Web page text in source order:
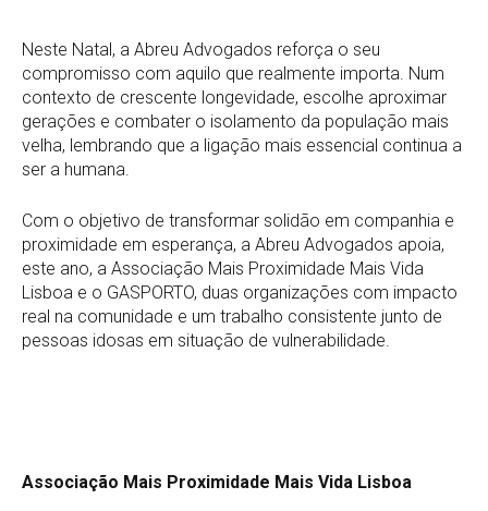
Neste Natal, a Abreu Advogados reforça o seu
compromisso com aquilo que realmente importa. Num
contexto de crescente longevidade, escolhe aproximar
gerações e combater o isolamento da população mais
velha, lembrando que a ligação mais essencial continua a
ser a humana.
Com o objetivo de transformar solidão em companhia e
proximidade em esperança, a Abreu Advogados apoia,
este ano, a Associação Mais Proximidade Mais Vida
Lisboa e o GASPORTO, duas organizações com impacto
real na comunidade e um trabalho consistente junto de
pessoas idosas em situação de vulnerabilidade.
Associação Mais Proximidade Mais Vida Lisboa